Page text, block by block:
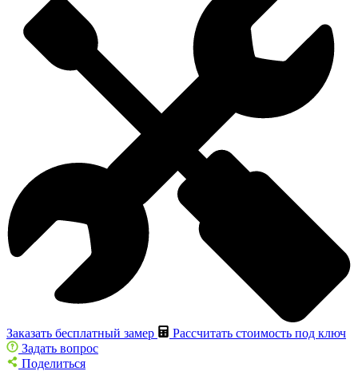
Заказать бесплатный замер
Рассчитать стоимость под ключ
Задать вопрос
Поделиться